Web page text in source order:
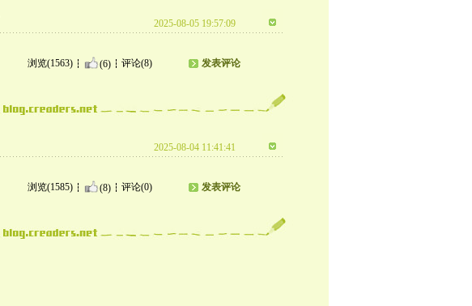
2025-08-05 19:57:09
浏览(1563) (6) 评论(8) 发表评论
2025-08-04 11:41:41
浏览(1585) (8) 评论(0) 发表评论